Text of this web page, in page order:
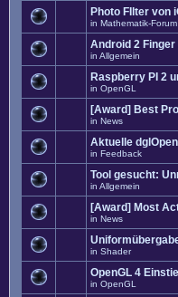
Photo FIlter von
in Mathematik-Forum
Android 2 Finger
in Allgemein
Raspberry PI 2
in OpenGL
[Award] Best
in News
Aktuelle
in Feedback
Tool gesucht:
in Allgemein
[Award] Most
in News
in Shader
OpenGL 4
in OpenGL